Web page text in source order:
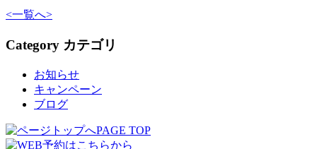
<一覧へ>
Category カテゴリ
お知らせ
キャンペーン
ブログ
PAGE TOP